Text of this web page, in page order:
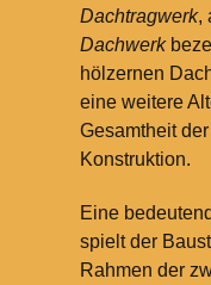
Dachtragwerk,
Dachwerk
hölzernen
eine weitere
Gesamtheit
Konstruktion.
Eine
spielt der
Rahmen der